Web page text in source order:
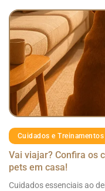
Cuidados e Treinamentos
Vai viajar? Confira os
pets em casa!
Cuidados essenciais ao